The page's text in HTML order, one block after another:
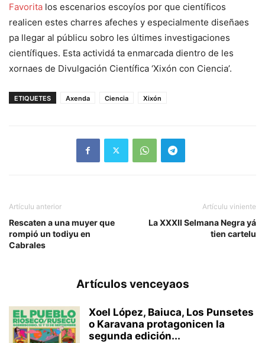
Favorita los escenarios escoyíos por que científicos
realicen estes charres afeches y especialmente diseñaes
pa llegar al públicu sobro les últimes investigaciones
científiques. Esta actividá ta enmarcada dientro de les
xornaes de Divulgación Científica ‘Xixón con Ciencia’.
ETIQUETES Axenda Ciencia Xixón
Artículu anterior
Rescaten a una muyer que
rompió un todiyu en
Cabrales
Artículu viniente
La XXXII Selmana Negra yá
tien cartelu
Artículos venceyaos
Xoel López, Baiuca, Los Punsetes
o Karavana protagonicen la
segunda edición...